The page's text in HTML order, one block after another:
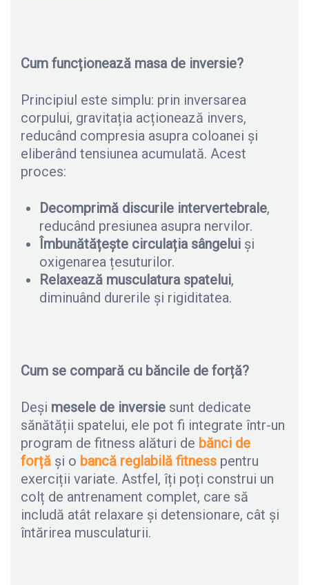
Cum funcționează masa de inversie?
Principiul este simplu: prin inversarea
corpului, gravitația acționează invers,
reducând compresia asupra coloanei și
eliberând tensiunea acumulată. Acest
proces:
Decomprimă discurile intervertebrale,
reducând presiunea asupra nervilor.
Îmbunătățește circulația sângelui și
oxigenarea țesuturilor.
Relaxează musculatura spatelui,
diminuând durerile și rigiditatea.
Cum se compară cu băncile de forță?
Deși mesele de inversie sunt dedicate
sănătății spatelui, ele pot fi integrate într-un
program de fitness alături de bănci de
forță și o bancă reglabilă fitness pentru
exerciții variate. Astfel, îți poți construi un
colț de antrenament complet, care să
includă atât relaxare și detensionare, cât și
întărirea musculaturii.